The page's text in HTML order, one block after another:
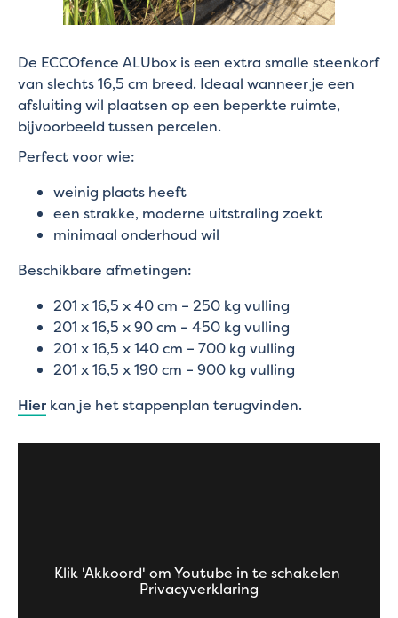
De ECCOfence ALUbox is een extra smalle steenkorf
van slechts 16,5 cm breed. Ideaal wanneer je een
afsluiting wil plaatsen op een beperkte ruimte,
bijvoorbeeld tussen percelen.
Perfect voor wie:
weinig plaats heeft
een strakke, moderne uitstraling zoekt
minimaal onderhoud wil
Beschikbare afmetingen:
201 x 16,5 x 40 cm – 250 kg vulling
201 x 16,5 x 90 cm – 450 kg vulling
201 x 16,5 x 140 cm – 700 kg vulling
201 x 16,5 x 190 cm – 900 kg vulling
Hier kan je het stappenplan terugvinden.
Klik 'Akkoord' om Youtube in te schakelen
Privacyverklaring